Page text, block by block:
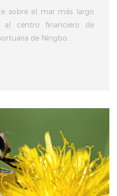
sobre el mar más largo
centro financiero de
de Ningbo...